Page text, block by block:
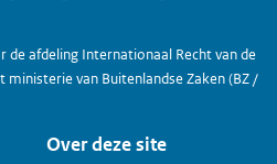
de afdeling Internationaal Recht van de
ministerie van Buitenlandse Zaken (BZ /
Over deze site